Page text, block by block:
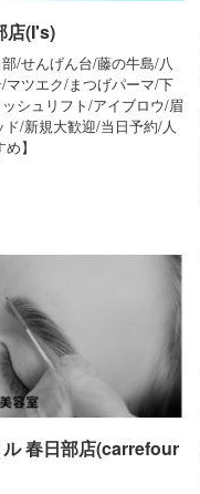
店(I's)
部/せんげん台/藤の牛島/八
マツエク/まつげパーマ/下
シュリフト/アイブロウ/眉
/新規大歓迎/当日予約/人
】
ル 春日部店(carrefour